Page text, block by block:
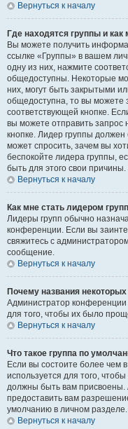
Вернуться к началу
Где находятся группы и как
Вы можете получить
ссылке «Группы» в вашем
одну из них, нажмите
общедоступны. Некоторые
них, могут быть закрытыми
общедоступна, то вы можете
соответствующей кнопке.
вы можете отправить запрос
кнопке. Лидер группы должен
может спросить, зачем вы
беспокойте лидера группы,
быть для этого свои причины.
Вернуться к началу
Как мне стать лидером
Лидеры групп обычно
конференции. Если вы
свяжитесь с
сообщение.
Вернуться к началу
Почему названия
Администратор конференции
для того, чтобы их было
Вернуться к началу
Что такое группа по
Если вы состоите более чем
используется для того,
должны быть вам
предоставить вам
умолчанию в личном разделе.
Вернуться к началу